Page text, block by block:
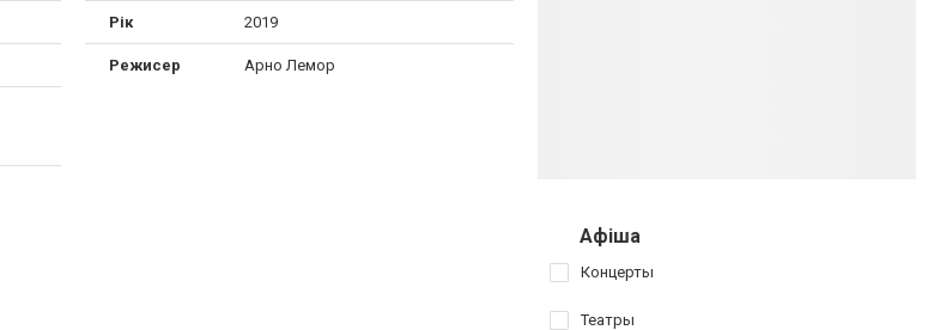
Рік 2019
Режисер Арно Лемор
Афіша
Концерты
Театры